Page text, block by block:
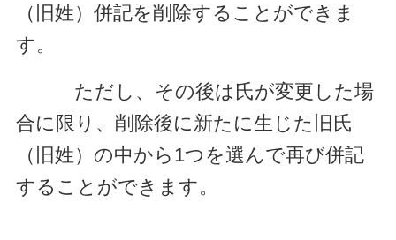
（旧姓）併記を削除することができま
す。
ただし、その後は氏が変更した場
合に限り、削除後に新たに生じた旧氏
（旧姓）の中から1つを選んで再び併記
することができます。